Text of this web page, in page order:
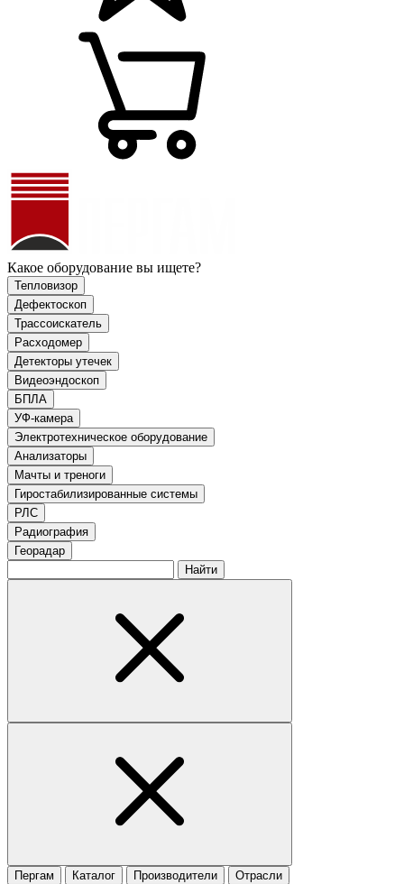
Какое оборудование вы ищете?
Тепловизор
Дефектоскоп
Трассоискатель
Расходомер
Детекторы утечек
Видеоэндоскоп
БПЛА
УФ-камера
Электротехническое оборудование
Анализаторы
Мачты и треноги
Гиростабилизированные системы
РЛС
Радиография
Георадар
Найти
Пергам Каталог Производители Отрасли